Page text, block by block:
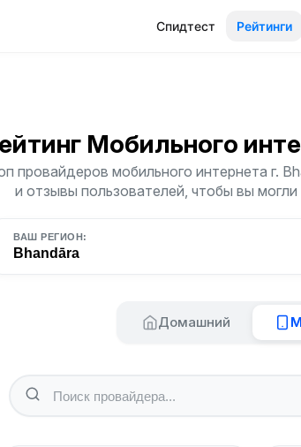
Спидтест Рейтинги
Мобильного
провайдеров мобильного интернета г.
и отзывы пользователей, чтобы вы
ВАШ РЕГИОН:
Bhandāra
Домашний